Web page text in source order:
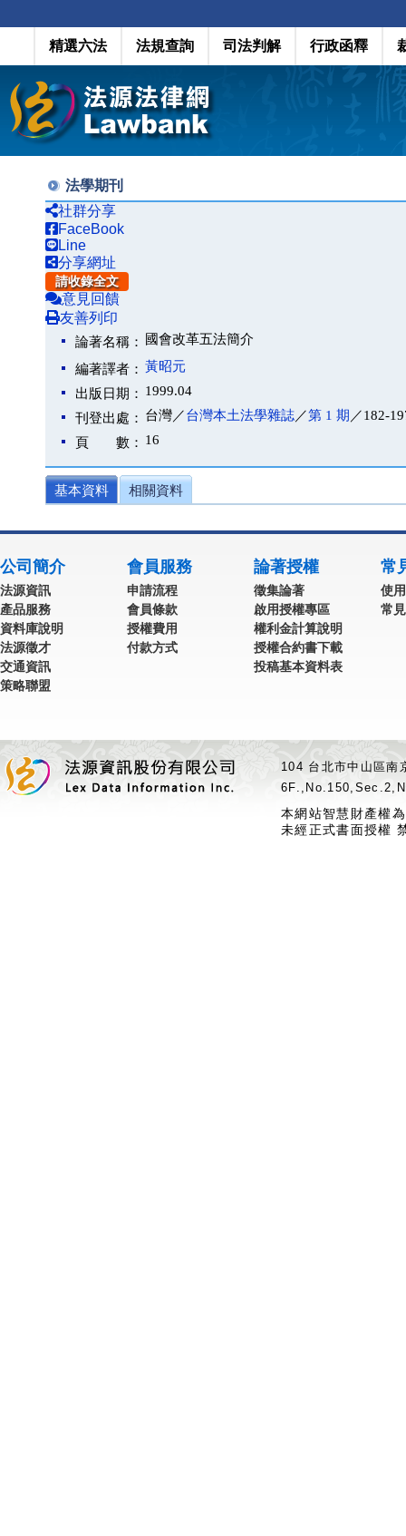
精選六法 法規查詢 司法判解 行政函釋
法學期刊
社群分享
FaceBook
Line
分享網址
請收錄全文
意見回饋
友善列印
論著名稱： 國會改革五法簡介
編著譯者： 黃昭元
出版日期： 1999.04
刊登出處： 台灣／台灣本土法學雜誌／第 1 期 ／182-
頁 數： 16
基本資料 相關資料
公司簡介
法源資訊
產品服務
資料庫說明
法源徵才
交通資訊
策略聯盟
會員服務
申請流程
會員條款
授權費用
付款方式
論著授權
徵集論著
啟用授權專區
權利金計算說明
授權合約書下載
投稿基本資料表
常
使
常
104 台北市中山區
本網站智慧財產權
未經正式書面授權